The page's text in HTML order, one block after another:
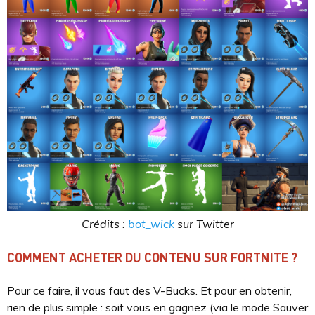
Crédits : bot_wicksur Twitter
COMMENT ACHETER DU CONTENU SUR FORTNITE ?
Pour ce faire, il vous faut des V-Bucks. Et pour en obtenir,
rien de plus simple : soit vous en gagnez (via le mode Sauver